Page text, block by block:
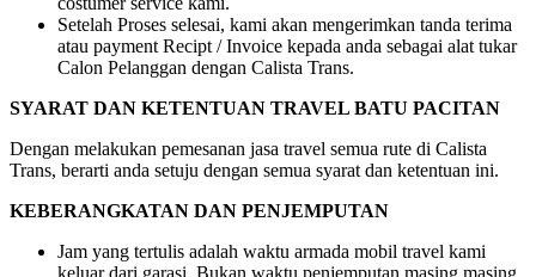
Setelah Proses selesai, kami akan mengerimkan tanda terima
atau payment Recipt / Invoice kepada anda sebagai alat tukar
Calon Pelanggan dengan Calista Trans.
SYARAT DAN KETENTUAN TRAVEL BATU PACITAN
Dengan melakukan pemesanan jasa travel semua rute di Calista
Trans, berarti anda setuju dengan semua syarat dan ketentuan ini.
KEBERANGKATAN DAN PENJEMPUTAN
Jam yang tertulis adalah waktu armada mobil travel kami